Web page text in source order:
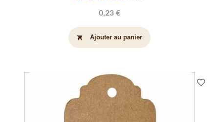
0,23 €
shopping_cart Ajouter au panier